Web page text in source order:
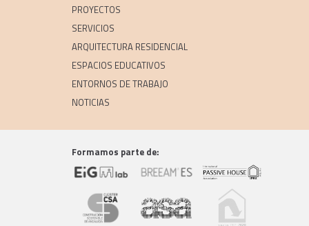
PROYECTOS
SERVICIOS
ARQUITECTURA RESIDENCIAL
ESPACIOS EDUCATIVOS
ENTORNOS DE TRABAJO
NOTICIAS
Formamos parte de: